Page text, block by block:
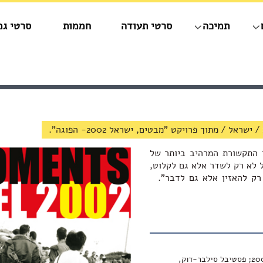
תמיכה סרטי תעודה חממות סרטי
/ ישראל / מתוך פרויקט "מבטים, ישראל 2002- הפוגה".
התקשורת המרהיב ביותר של
לא רק לשדר אלא גם לקלוט,
רק להאזין אלא גם לדבר".
פסטיבל טרייבקה, ארה"ב, 2003; פסטיבל סילבר-דוק,